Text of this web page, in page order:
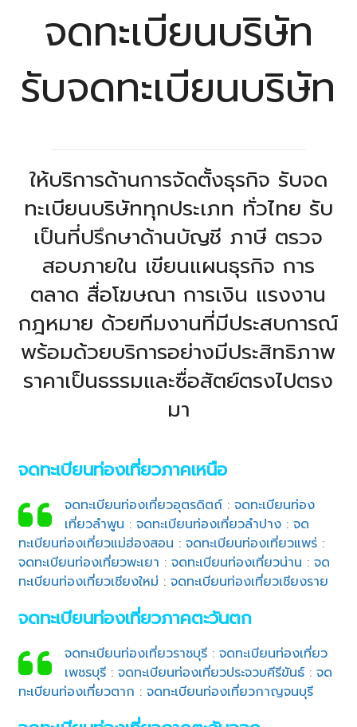
จดทะเบียนบริษัท
รับจดทะเบียนบริษัท
ให้บริการด้านการจัดตั้งธุรกิจ รับจด
ทะเบียนบริษัททุกประเภท ทั่วไทย รับ
เป็นที่ปรึกษาด้านบัญชี ภาษี ตรวจ
สอบภายใน เขียนแผนธุรกิจ การ
ตลาด สื่อโฆษณา การเงิน แรงงาน
กฎหมาย ด้วยทีมงานที่มีประสบการณ์
พร้อมด้วยบริการอย่างมีประสิทธิภาพ
ราคาเป็นธรรมและซื่อสัตย์ตรงไปตรง
มา
จดทะเบียนท่องเที่ยวภาคเหนือ
จดทะเบียนท่องเที่ยวอุตรดิตถ์: จดทะเบียนท่อง
เที่ยวลำพูน : จดทะเบียนท่องเที่ยวลำปาง: จด
ทะเบียนท่องเที่ยวแม่ฮ่องสอน :จดทะเบียนท่องเที่ยวแพร่ :
จดทะเบียนท่องเที่ยวพะเยา :จดทะเบียนท่องเที่ยวน่าน :จด
ทะเบียนท่องเที่ยวเชียงใหม่ :จดทะเบียนท่องเที่ยวเชียงราย
จดทะเบียนท่องเที่ยวภาคตะวันตก
จดทะเบียนท่องเที่ยวราชบุรี: จดทะเบียนท่องเที่ยว
เพชรบุรี: จดทะเบียนท่องเที่ยวประจวบคีรีขันธ์: จด
ทะเบียนท่องเที่ยวตาก :จดทะเบียนท่องเที่ยวกาญจนบุรี